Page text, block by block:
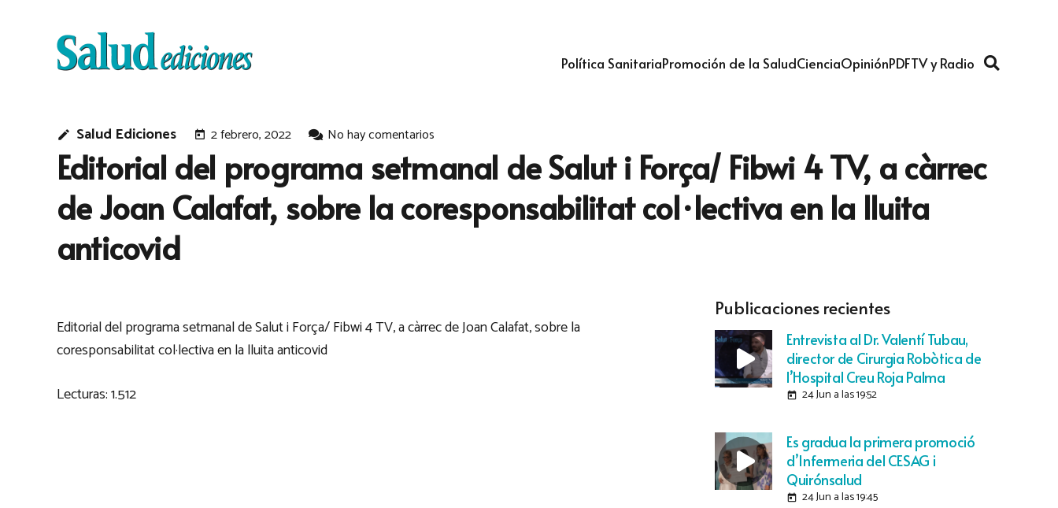
Política SanitariaPromoción de la SaludCienciaOpiniónPDFTV y Radio
edit Salud Ediciones today 2 febrero, 2022 No hay comentarios
Editorial del programa setmanal de Salut i Força/ Fibwi 4 TV, a càrrec
de Joan Calafat, sobre la coresponsabilitat col·lectiva en la lluita
anticovid
Editorial del programa setmanal de Salut i Força/ Fibwi 4 TV, a càrrec de Joan Calafat, sobre la
coresponsabilitat col·lectiva en la lluita anticovid
Lecturas:1.512
Publicaciones recientes
Entrevista al Dr. Valentí Tubau,
director de Cirurgia Robòtica de
l’Hospital Creu Roja Palma
today 24 Jun a las 19:52
Es gradua la primera promoció
d’Infermeria del CESAG i
Quirónsalud
today 24 Jun a las 19:45